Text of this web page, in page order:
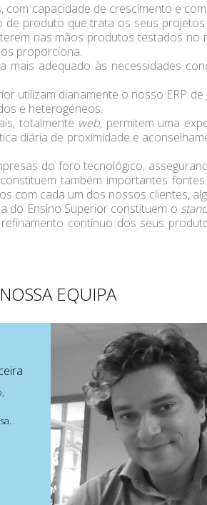
capacidade de crescimento e
produto que trata os seus
nas mãos produtos testados
proporciona.
adequado às necessidades
utilizam diariamente o nosso ERP
e heterogéneos.
totalmente web, permitem uma
diária de proximidade e
do foro tecnológico,
também importantes
com cada um dos nossos clientes,
do Ensino Superior constituem o
contínuo dos seus
EQUIPA